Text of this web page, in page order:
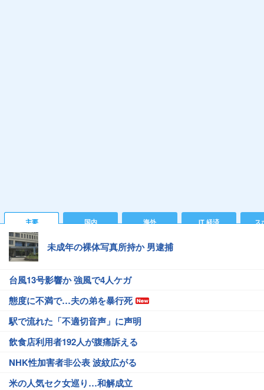
主要 国内 海外 IT 経済 ス
未成年の裸体写真所持か 男逮捕
台風13号影響か 強風で4人ケガ
態度に不満で…夫の弟を暴行死
駅で流れた「不適切音声」に声明
飲食店利用者192人が腹痛訴える
NHK性加害者非公表 波紋広がる
米の人気セク女巡り…和解成立